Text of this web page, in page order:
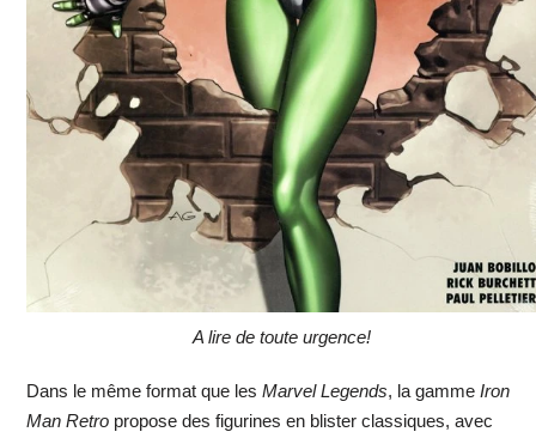
A lire de toute urgence!
Dans le même format que les Marvel Legends, la gamme Iron
Man Retropropose des figurines en blister classiques, avec